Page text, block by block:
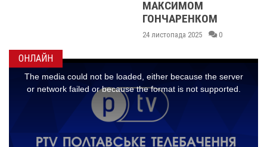
ОНЛАЙН